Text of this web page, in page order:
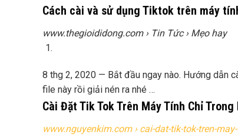
Cách cài và sử dụng Tiktok trên máy
www.thegioididong.com› Tin Tức › Mẹo hay
8 thg 2, 2020 — Bắt đầu ngay nào. Hướng dẫn
file này rồi giải nén ra nhé …
Cài Đặt Tik Tok Trên Máy Tính Chỉ
www.nguyenkim.com› cai-dat-tik-tok-tren-